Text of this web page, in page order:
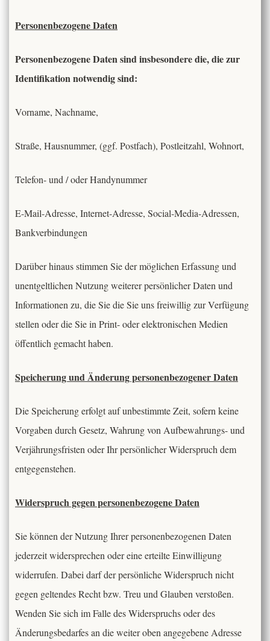
Personenbezogene Daten
Personenbezogene Daten sind insbesondere die, diezur
Identifikation notwendig sind:
Vorname, Nachname,
Straße, Hausnummer, (ggf. Postfach), Postleitzahl, Wohnort,
Telefon- und / oder Handynummer
E-Mail-Adresse, Internet-Adresse, Social-Media-Adressen,
Bankverbindungen
Darüber hinaus stimmen Sie der möglichen Erfassung und
unentgeltlichen Nutzung weiterer persönlicher Daten und
Informationen zu, die Sie die Sie uns freiwillig zur Verfügung
stellen oder die Sie in Print- oder elektronischen Medien
öffentlich gemacht haben.
Speicherung und Änderung personenbezogener Daten
Die Speicherung erfolgt auf unbestimmte Zeit, sofern keine
Vorgaben durch Gesetz, Wahrung von Aufbewahrungs- und
Verjährungsfristen oder Ihr persönlicher Widerspruch dem
entgegenstehen.
Widerspruch gegen personenbezogene Daten
Sie können der Nutzung Ihrer personenbezogenen Daten
jederzeit widersprechen oder eine erteilte Einwilligung
widerrufen. Dabei darf der persönliche Widerspruch nicht
gegen geltendes Recht bzw. Treu und Glauben verstoßen.
Wenden Sie sich im Falle des Widerspruchs oder des
Änderungsbedarfes an die weiter oben angegebene Adresse